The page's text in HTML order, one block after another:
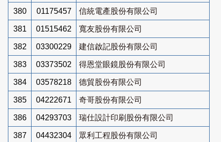
380 01175457 信統電產股份有限公司
381 01515462 寬友股份有限公司
382 03300229 建信啟記股份有限公司
383 03373502 得恩堂眼鏡股份有限公司
384 03578218 德貿股份有限公司
385 04222671 奇哥股份有限公司
386 04293703 瑞仕設計印刷股份有限公司
387 04432304 眾利工程股份有限公司